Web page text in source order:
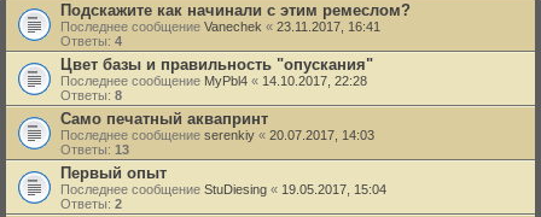
Подскажите как начинали с этим ремеслом?
Последнее сообщение Vanechek « 23.11.2017, 16:41
Ответы: 4
Цвет базы и правильность "опускания"
Последнее сообщение MyPbl4 « 14.10.2017, 22:28
Ответы: 8
Само печатный аквапринт
Последнее сообщение serenkiy « 20.07.2017, 14:03
Ответы: 13
Первый опыт
Последнее сообщение StuDiesing « 19.05.2017, 15:04
Ответы: 2